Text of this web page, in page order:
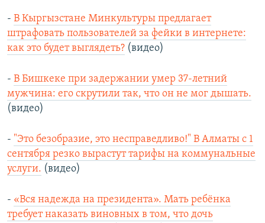
- В Кыргызстане Минкультуры предлагает
штрафовать пользователей за фейки в интернете:
как это будет выглядеть? (видео)
- В Бишкеке при задержании умер 37-летний
мужчина: его скрутили так, что он не мог дышать.
(видео)
- "Это безобразие, это несправедливо!" В Алматы с 1
сентября резко вырастут тарифы на коммунальные
услуги. (видео)
- «Вся надежда на президента». Мать ребёнка
требует наказать виновных в том, что дочь